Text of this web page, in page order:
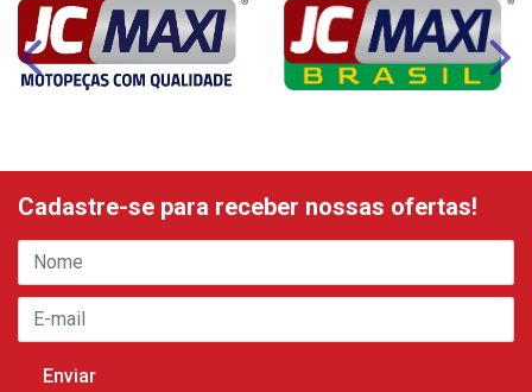
Cadastre-se para receber nossas ofertas!